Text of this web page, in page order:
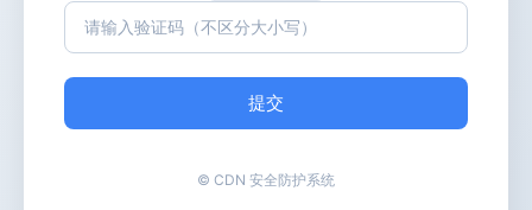
提交
© CDN 安全防护系统